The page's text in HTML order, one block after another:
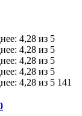
141